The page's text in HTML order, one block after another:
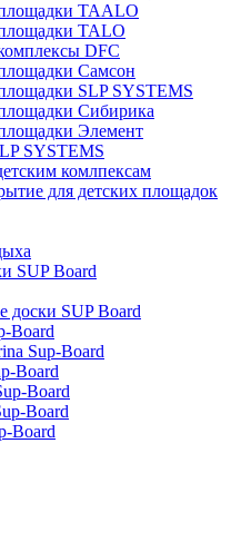
TAALO
TALO
DFC
Самсон
SLP SYSTEMS
Сибирика
Элемент
SYSTEMS
комлпексам
для детских площадок
SUP Board
доски SUP Board
Board
Sup-Board
Board
Board
Board
Board